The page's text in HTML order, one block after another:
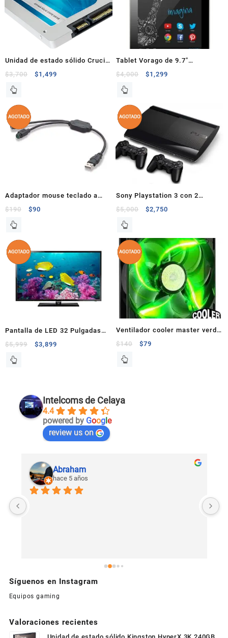
Unidad de estado sólido Crucial
MX100 256GB
$3,700 $1,499
Tablet Vorago de 9.7″
Quadcore 1.6Ghz 16GB 2GB
Pantalla 2048×1536 IPS
$4,000 $1,299
Adaptador mouse teclado a
usb belkin
$190 $90
Sony Playstation 3 con 2
controles + 6 juegos + 12
juegos digitales
$5,000 $2,750
Pantalla de LED 32 Pulgadas
Samsung 120 Hz 1080p FHD
UN32F5000AFXZX
$5,999 $3,899
Ventilador cooler master verde
120mm
$140 $79
Intelcoms de Celaya
4.4
powered by Googl e
review us on
Abraham
hace 5 años
Síguenos en Instagram
Equipos gaming
Valoraciones recientes